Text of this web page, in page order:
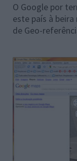
O Google por
este país à
de Geo-